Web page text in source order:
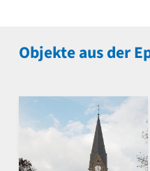
Objekte aus der